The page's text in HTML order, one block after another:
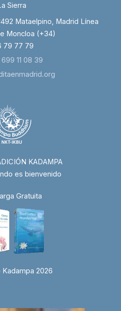
Sierra
Mataelpino, Madrid Línea
Moncloa (+34)
79 77 79
11 08 39
KADAMPA
es bienvenido
Gratuita
Kadampa 2026